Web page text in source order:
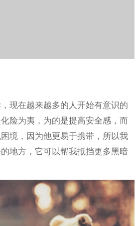
现在越来越多的人开始有意识的
险为夷，为的是提高安全感，而
境，因为他更易于携带，所以我
地方，它可以帮我抵挡更多黑暗